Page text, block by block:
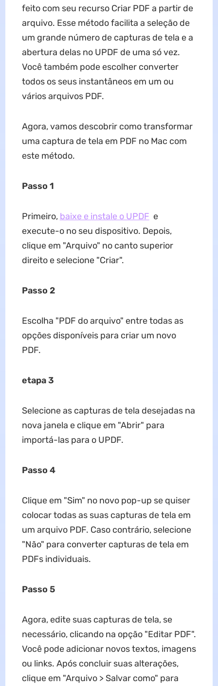
feito com seu recurso Criar PDF a partir de
arquivo. Esse método facilita a seleção de
um grande número de capturas de tela e a
abertura delas no UPDF de uma só vez.
Você também pode escolher converter
todos os seus instantâneos em um ou
vários arquivos PDF.
Agora, vamos descobrir como transformar
uma captura de tela em PDF no Mac com
este método.
Passo 1
Primeiro, baixe e instale o UPDF e
execute-o no seu dispositivo. Depois,
clique em "Arquivo" no canto superior
direito e selecione "Criar".
Passo 2
Escolha "PDF do arquivo" entre todas as
opções disponíveis para criar um novo
PDF.
etapa 3
Selecione as capturas de tela desejadas na
nova janela e clique em "Abrir" para
importá-las para o UPDF.
Passo 4
Clique em "Sim" no novo pop-up se quiser
colocar todas as suas capturas de tela em
um arquivo PDF. Caso contrário, selecione
"Não" para converter capturas de tela em
PDFs individuais.
Passo 5
Agora, edite suas capturas de tela, se
necessário, clicando na opção "Editar PDF".
Você pode adicionar novos textos, imagens
ou links. Após concluir suas alterações,
clique em "Arquivo > Salvar como" para